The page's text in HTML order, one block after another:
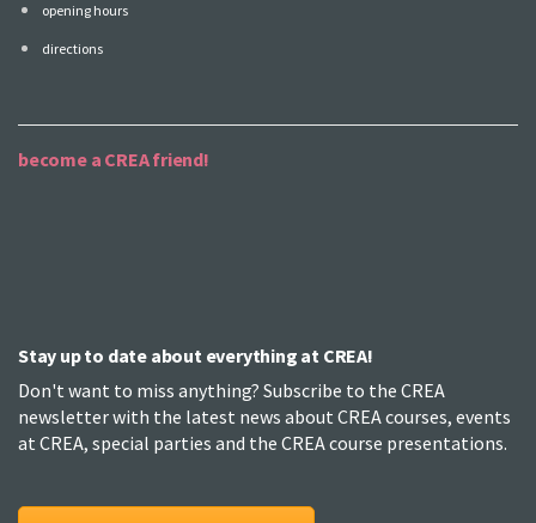
opening hours
directions
become a CREA friend!
Stay up to date about everything at CREA!
Don't want to miss anything? Subscribe to the CREA
newsletter with the latest news about CREA courses, events
at CREA, special parties and the CREA course presentations.